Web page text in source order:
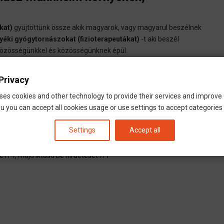
gyüjtöttünk össze akik magyarok, vagy magyarul beszélnek
gyógytornászokat (fizioterapeutákat) -t aki beszél
és közösségünknek épül.
találsz aki már nem praktizál vagy adatai hibásak.
orvost amelyik még nincs beiktatva és beszél magyarul?
ITT. A hirdetés ingyenes.
ITT, majd iktasdbe hirdetését ITT
cookies and other technology to provide their services and improve
you can accept all cookies usage or use settings to accept categories
Settings Accept all